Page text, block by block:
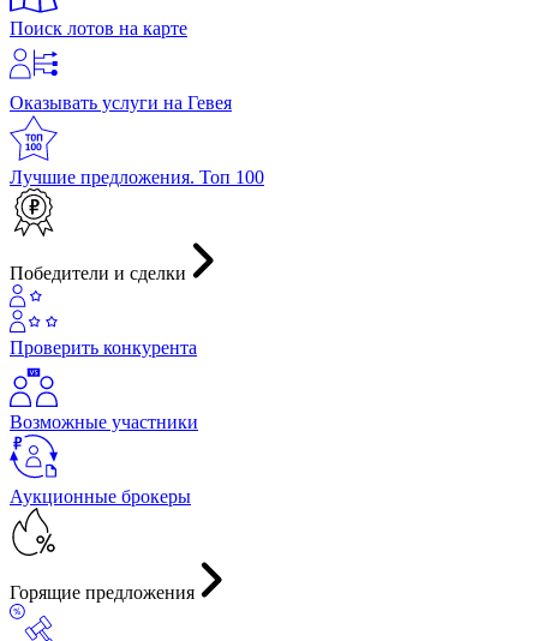
Поиск лотов на карте
Оказывать услуги на Гевея
Лучшие предложения. Топ 100
Победители и сделки
Проверить конкурента
Возможные участники
Аукционные брокеры
Горящие предложения